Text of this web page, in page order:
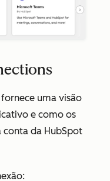
fornece uma visão
e como os
da HubSpot
: